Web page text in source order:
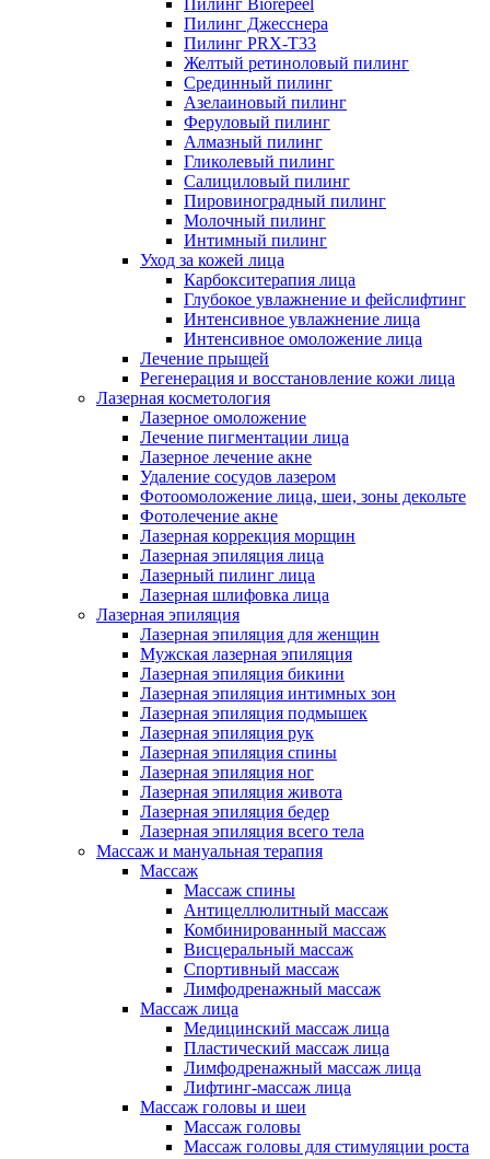
Пилинг Biorepeel
Пилинг Джесснера
Пилинг PRX-T33
Желтый ретиноловый пилинг
Срединный пилинг
Азелаиновый пилинг
Феруловый пилинг
Алмазный пилинг
Гликолевый пилинг
Салициловый пилинг
Пировиноградный пилинг
Молочный пилинг
Интимный пилинг
Уход за кожей лица
Карбокситерапия лица
Глубокое увлажнение и фейслифтинг
Интенсивное увлажнение лица
Интенсивное омоложение лица
Лечение прыщей
Регенерация и восстановление кожи лица
Лазерная косметология
Лазерное омоложение
Лечение пигментации лица
Лазерное лечение акне
Удаление сосудов лазером
Фотоомоложение лица, шеи, зоны декольте
Фотолечение акне
Лазерная коррекция морщин
Лазерная эпиляция лица
Лазерный пилинг лица
Лазерная шлифовка лица
Лазерная эпиляция
Лазерная эпиляция для женщин
Мужская лазерная эпиляция
Лазерная эпиляция бикини
Лазерная эпиляция интимных зон
Лазерная эпиляция подмышек
Лазерная эпиляция рук
Лазерная эпиляция спины
Лазерная эпиляция ног
Лазерная эпиляция живота
Лазерная эпиляция бедер
Лазерная эпиляция всего тела
Массаж и мануальная терапия
Массаж
Массаж спины
Антицеллюлитный массаж
Комбинированный массаж
Висцеральный массаж
Спортивный массаж
Лимфодренажный массаж
Массаж лица
Медицинский массаж лица
Пластический массаж лица
Лимфодренажный массаж лица
Лифтинг-массаж лица
Массаж головы и шеи
Массаж головы
Массаж головы для стимуляции роста